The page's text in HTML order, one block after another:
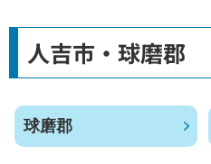
人吉市・球磨郡
球磨郡